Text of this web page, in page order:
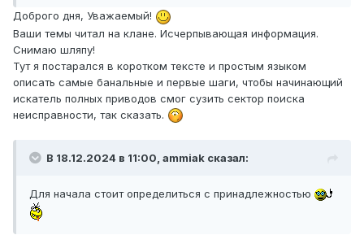
Доброго дня, Уважаемый!
Ваши темы читал на клане. Исчерпывающая информация.
Снимаю шляпу!
Тут я постарался в коротком тексте и простым языком
описать самые банальные и первые шаги, чтобы начинающий
искатель полных приводов смог сузить сектор поиска
неисправности, так сказать.
В 18.12.2024 в 11:00, ammiak сказал:
Для начала стоит определиться с принадлежностью